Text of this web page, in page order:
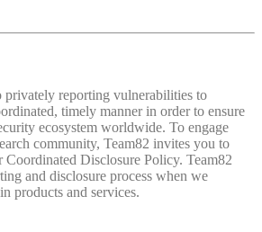
privately reporting vulnerabilities to
timely manner in order to ensure
ecosystem worldwide. To engage
community, Team82 invites you to
Coordinated Disclosure Policy. Team82
and disclosure process when we
products and services.